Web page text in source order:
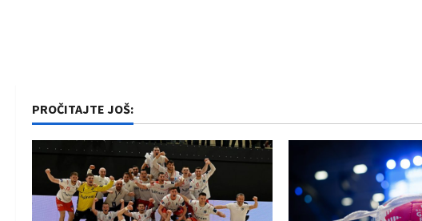
PROČITAJTE JOŠ: